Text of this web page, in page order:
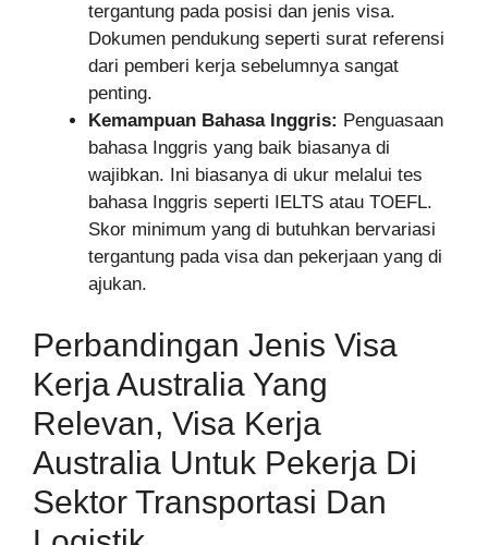
tergantung pada posisi dan jenis visa.
Dokumen pendukung seperti surat referensi
dari pemberi kerja sebelumnya sangat
penting.
Kemampuan Bahasa Inggris: Penguasaan
bahasa Inggris yang baik biasanya di
wajibkan. Ini biasanya di ukur melalui tes
bahasa Inggris seperti IELTS atau TOEFL.
Skor minimum yang di butuhkan bervariasi
tergantung pada visa dan pekerjaan yang di
ajukan.
Perbandingan Jenis Visa
Kerja Australia Yang
Relevan, Visa Kerja
Australia Untuk Pekerja Di
Sektor Transportasi Dan